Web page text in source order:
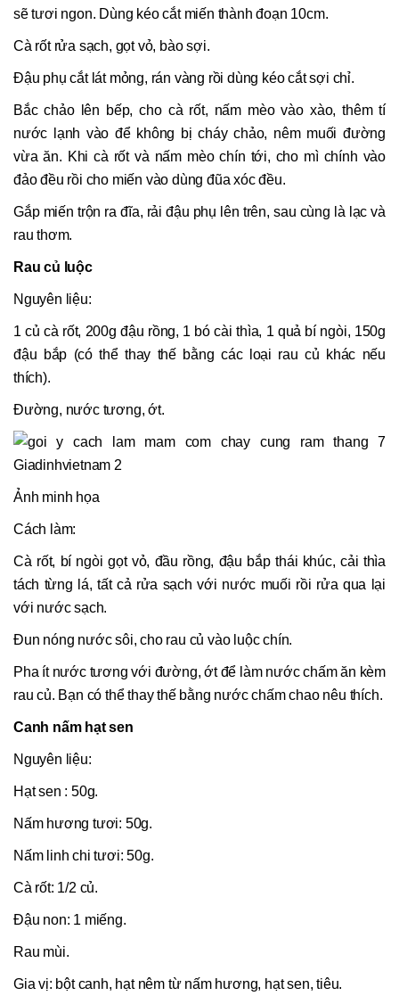
sẽ tươi ngon. Dùng kéo cắt miến thành đoạn 10cm.
Cà rốt rửa sạch, gọt vỏ, bào sợi.
Đậu phụ cắt lát mỏng, rán vàng rồi dùng kéo cắt sợi chỉ.
Bắc chảo lên bếp, cho cà rốt, nấm mèo vào xào, thêm tí
nước lạnh vào để không bị cháy chảo, nêm muối đường
vừa ăn. Khi cà rốt và nấm mèo chín tới, cho mì chính vào
đảo đều rồi cho miến vào dùng đũa xóc đều.
Gắp miến trộn ra đĩa, rải đậu phụ lên trên, sau cùng là lạc và
rau thơm.
Rau củ luộc
Nguyên liệu:
1 củ cà rốt, 200g đậu rồng, 1 bó cài thìa, 1 quả bí ngòi, 150g
đậu bắp (có thể thay thế bằng các loại rau củ khác nếu
thích).
Đường, nước tương, ớt.
Ảnh minh họa
Cách làm:
Cà rốt, bí ngòi gọt vỏ, đầu rồng, đậu bắp thái khúc, cải thìa
tách từng lá, tất cả rửa sạch với nước muối rồi rửa qua lại
với nước sạch.
Đun nóng nước sôi, cho rau củ vào luộc chín.
Pha ít nước tương với đường, ớt để làm nước chấm ăn kèm
rau củ. Bạn có thể thay thế bằng nước chấm chao nêu thích.
Canh nấm hạt sen
Nguyên liệu:
Hạt sen : 50g.
Nấm hương tươi: 50g.
Nấm linh chi tươi: 50g.
Cà rốt: 1/2 củ.
Đậu non: 1 miếng.
Rau mùi.
Gia vị: bột canh, hạt nêm từ nấm hương, hạt sen, tiêu.